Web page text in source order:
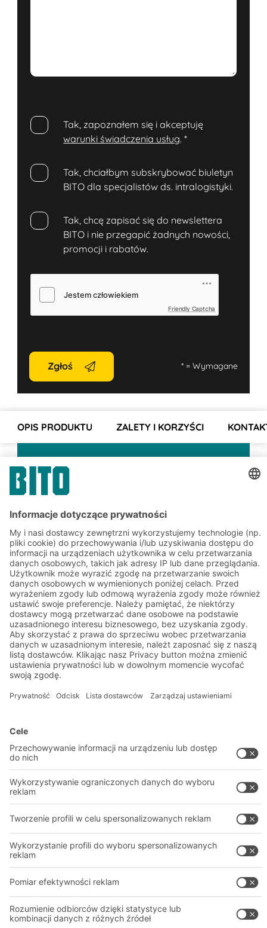
Tak, zapoznałem się i akceptuję
warunki świadczenia usług.*
Tak, chciałbym subskrybować biuletyn
BITO dla specjalistów ds. intralogistyki.
Tak, chcę zapisać się do newslettera
BITO i nie przegapić żadnych nowości,
promocji i rabatów.
Friendly Captcha
Zgłoś *= Wymagane
OPIS PRODUKTU ZALETY I KORZYŚCI
Zapisz się do newslettera
BITO już teraz:
logistyczne
Ekskluzywne rabaty
Innowacje
Zapisz się do newslettera
Rozwiązania
Rozwiązania intralogistyczne
Systemy pojemników
Systemy regałów
Nasze usługi
Porady i usługi
PROFESJONALNY MAGAZYN
Pliki do pobrania
Firma
O firmie
Nasza globalna sieć
Nasze zakłady
Śledź nas
BIT O